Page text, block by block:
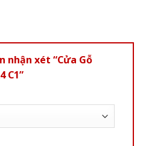
nhận xét “Cửa Gỗ
C1”